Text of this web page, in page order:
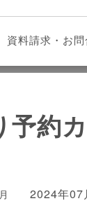
資料請求・お
予約
2024年07